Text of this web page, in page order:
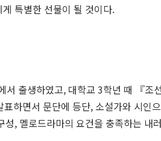
특별한 선물이 될 것이다.
서 출생하였고, 대학교 3학년 때 『
표하면서 문단에 등단, 소설가와 시
성, 멜로드라마의 요건을 충족하는